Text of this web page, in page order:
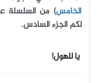
الخامس) من السلسلة
لكم الجزء السادس.
يا للهول!